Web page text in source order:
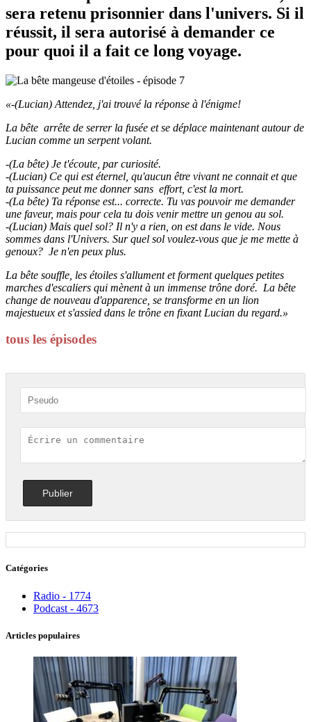
sera retenu prisonnier dans l'univers. Si il
réussit, il sera autorisé à demander ce
pour quoi il a fait ce long voyage.
«-(Lucian) Attendez, j'ai trouvé la réponse à l'énigme!
La bête arrête de serrer la fusée et se déplace maintenant autour de
Lucian comme un serpent volant.
-(La bête) Je t'écoute, par curiosité.
-(Lucian) Ce qui est éternel, qu'aucun être vivant ne connait et que
ta puissance peut me donner sans effort, c'est la mort.
-(La bête) Ta réponse est... correcte. Tu vas pouvoir me demander
une faveur, mais pour cela tu dois venir mettre un genou au sol.
-(Lucian) Mais quel sol? Il n'y a rien, on est dans le vide. Nous
sommes dans l'Univers. Sur quel sol voulez-vous que je me mette à
genoux? Je n'en peux plus.
La bête souffle, les étoiles s'allument et forment quelques petites
marches d'escaliers qui mènent à un immense trône doré. La bête
change de nouveau d'apparence, se transforme en un lion
majestueux et s'assied dans le trône en fixant Lucian du regard.»
tous les épisodes
Catégories
Radio - 1774
Podcast - 4673
Articles populaires